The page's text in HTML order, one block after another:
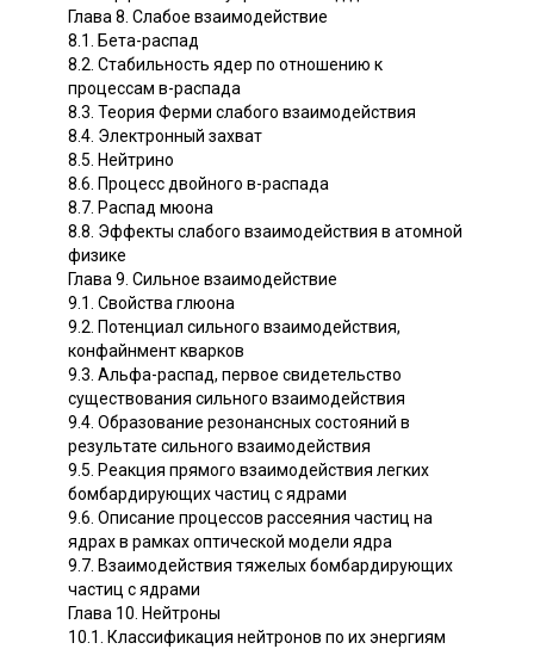
Глава 8. Слабое взаимодействие
8.1. Бета-распад
8.2. Стабильность ядер по отношению к
процессам в-распада
8.3. Теория Ферми слабого взаимодействия
8.4. Электронный захват
8.5. Нейтрино
8.6. Процесс двойного в-распада
8.7. Распад мюона
8.8. Эффекты слабого взаимодействия в атомной
физике
Глава 9. Сильное взаимодействие
9.1. Свойства глюона
9.2. Потенциал сильного взаимодействия,
конфайнмент кварков
9.3. Альфа-распад, первое свидетельство
существования сильного взаимодействия
9.4. Образование резонансных состояний в
результате сильного взаимодействия
9.5. Реакция прямого взаимодействия легких
бомбардирующих частиц с ядрами
9.6. Описание процессов рассеяния частиц на
ядрах в рамках оптической модели ядра
9.7. Взаимодействия тяжелых бомбардирующих
частиц с ядрами
Глава 10. Нейтроны
10.1. Классификация нейтронов по их энергиям